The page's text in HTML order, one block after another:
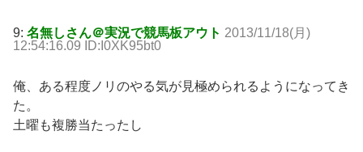
9: 名無しさん＠実況で競馬板アウト 2013/11/18(月)
12:54:16.09 ID:I0XK95bt0
俺、ある程度ノリのやる気が見極められるようになってき
た。
土曜も複勝当たったし